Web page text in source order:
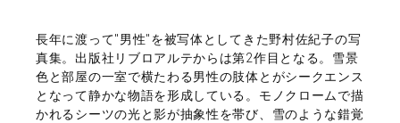
長年に渡って"男性"を被写体としてきた野村佐紀子の写
真集。出版社リブロアルテからは第2作目となる。雪景
色と部屋の一室で横たわる男性の肢体とがシークエンス
となって静かな物語を形成している。モノクロームで描
かれるシーツの光と影が抽象性を帯び、雪のような錯覚